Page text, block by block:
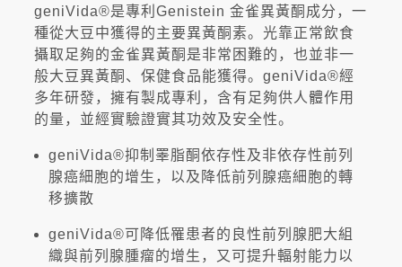
geniVida®是專利Genistein 金雀異黃酮成分，一
種從大豆中獲得的主要異黃酮素。光靠正常飲食
攝取足夠的金雀異黃酮是非常困難的，也並非一
般大豆異黃酮、保健食品能獲得。geniVida®經
多年研發，擁有製成專利，含有足夠供人體作用
的量，並經實驗證實其功效及安全性。
geniVida®抑制睪脂酮依存性及非依存性前列
腺癌細胞的增生，以及降低前列腺癌細胞的轉
移擴散
geniVida®可降低罹患者的良性前列腺肥大組
織與前列腺腫瘤的增生，又可提升輻射能力以